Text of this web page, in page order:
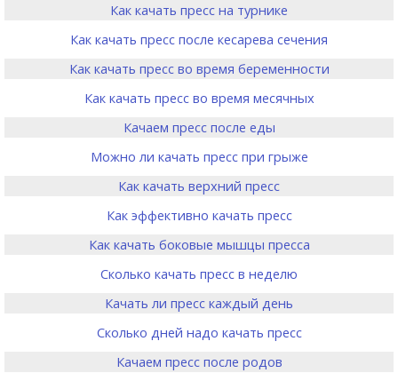
Как качать пресс на турнике
Как качать пресс после кесарева сечения
Как качать пресс во время беременности
Как качать пресс во время месячных
Качаем пресс после еды
Можно ли качать пресс при грыже
Как качать верхний пресс
Как эффективно качать пресс
Как качать боковые мышцы пресса
Сколько качать пресс в неделю
Качать ли пресс каждый день
Сколько дней надо качать пресс
Качаем пресс после родов